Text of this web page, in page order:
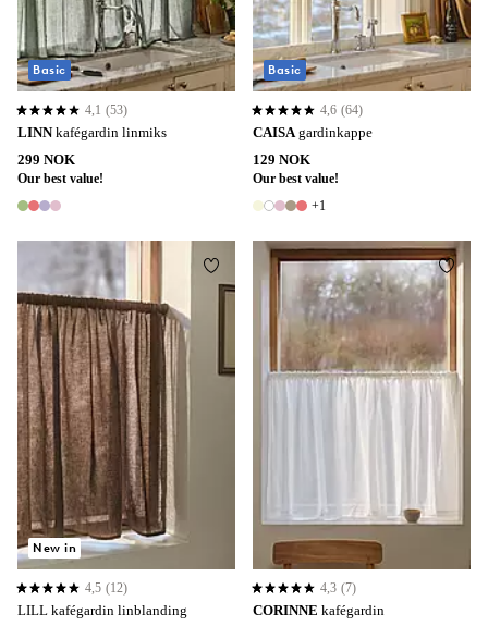
LINN kafégardin linmiks
299 NOK
Our best value!
4 farger
4,1 basert på 53 karaktergivninger
4,1 (53)
Basic
CAISA gardinkappe
129 NOK
Our best value!
6 farger
+1
4,6 basert på 64 karaktergivninger
4,6 (64)
Basic
LILL kafégardin linblanding
4,5 basert på 12 karaktergivninger
4,5 (12)
New in
Legg til favoritter
CORINNE kafégardin
4,3 basert på 7 karaktergivninger
4,3 (7)
Legg